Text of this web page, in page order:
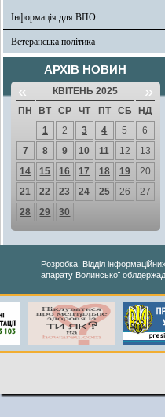
Інформація для ВПО
Ветеранська політика
АРХІВ НОВИН
« КВІТЕНЬ 2025 »
ПН ВТ СР ЧТ ПТ СБ
НД
1
2 3 4 5
6
7
8 9 10 11 12
13
14
15 16 17 18 19
20
21
22 23 24 25 26
27
28
29 30
Розробка: Відділ
апарату Волинської